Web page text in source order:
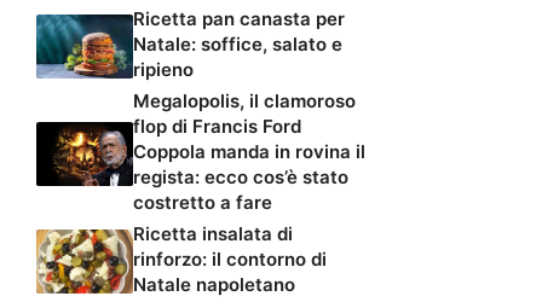
Ricetta pan canasta per
Natale: soffice, salato e
ripieno
Megalopolis, il clamoroso
flop di Francis Ford
Coppola manda in rovina il
regista: ecco cos’è stato
costretto a fare
Ricetta insalata di
rinforzo: il contorno di
Natale napoletano